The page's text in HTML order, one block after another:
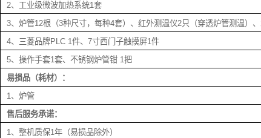
2、工业级微波加热系统1套
3、炉管12根（3种尺寸，每种4套）、红外测温仪2只（穿透炉管测温）
4、三菱品牌PLC 1件、7寸西门子触摸屏1件
5、操作手套1套、不锈钢炉管钳 1把
易损品（耗材）：
1、炉管
售后服务承诺：
1、整机质保1年（易损品除外）